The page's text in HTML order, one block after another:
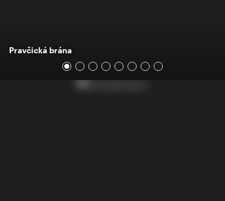
Pravčická brána